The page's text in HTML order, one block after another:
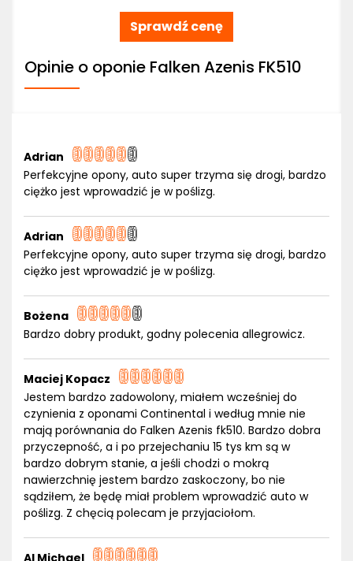
Sprawdź cenę
Opinie o oponie Falken Azenis FK510
Adrian
Perfekcyjne opony, auto super trzyma się drogi, bardzo
ciężko jest wprowadzić je w poślizg.
Adrian
Perfekcyjne opony, auto super trzyma się drogi, bardzo
ciężko jest wprowadzić je w poślizg.
Bożena
Bardzo dobry produkt, godny polecenia allegrowicz.
Maciej Kopacz
Jestem bardzo zadowolony, miałem wcześniej do
czynienia z oponami Continental i według mnie nie
mają porównania do Falken Azenis fk510. Bardzo dobra
przyczepność, a i po przejechaniu 15 tys km są w
bardzo dobrym stanie, a jeśli chodzi o mokrą
nawierzchnię jestem bardzo zaskoczony, bo nie
sądziłem, że będę miał problem wprowadzić auto w
poślizg. Z chęcią polecam je przyjaciołom.
Al Michael